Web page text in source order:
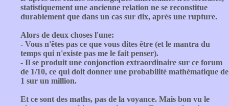
statistiquement une ancienne relation ne se reconstitue
durablement que dans un cas sur dix, après une rupture.
Alors de deux choses l'une:
- Vous n'êtes pas ce que vous dites être (et le mantra du
temps qui n'existe pas me le fait penser).
- Il se produit une conjonction extraordinaire sur ce forum
de 1/10, ce qui doit donner une probabilité mathématique de
1 sur un million.
Et ce sont des maths, pas de la voyance. Mais bon vu le